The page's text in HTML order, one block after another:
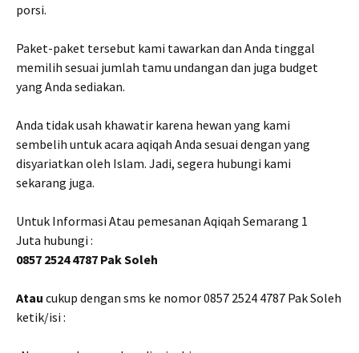
porsi.
Paket-paket tersebut kami tawarkan dan Anda tinggal
memilih sesuai jumlah tamu undangan dan juga budget
yang Anda sediakan.
Anda tidak usah khawatir karena hewan yang kami
sembelih untuk acara aqiqah Anda sesuai dengan yang
disyariatkan oleh Islam. Jadi, segera hubungi kami
sekarang juga.
Untuk Informasi Atau pemesanan Aqiqah Semarang 1
Juta hubungi :
0857 2524 4787 Pak Soleh
Atau cukup dengan sms ke nomor 0857 2524 4787 Pak Soleh
ketik/isi :